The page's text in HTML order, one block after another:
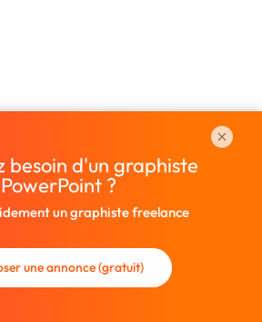
besoin d'un graphiste
PowerPoint ?
un graphiste freelance
une annonce (gratuit)